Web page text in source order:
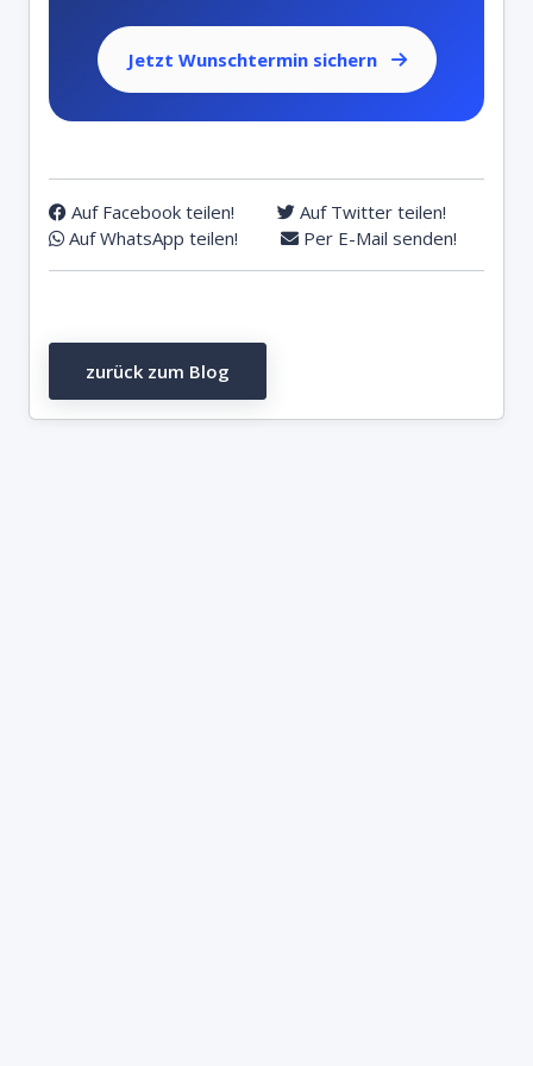
Jetzt Wunschtermin sichern
Auf Facebook teilen!
Auf Twitter teilen!
Auf WhatsApp teilen!
Per E-Mail senden!
zurück zum Blog